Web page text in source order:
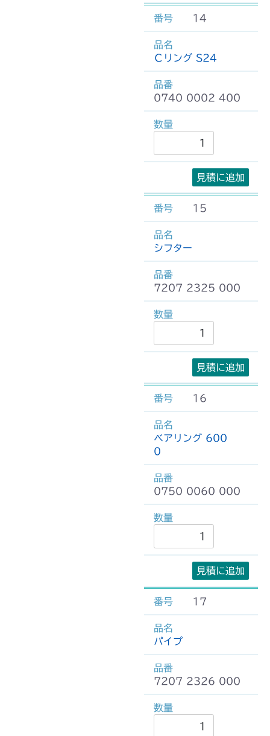
14
Ｃリング S24
0740 0002 400
見積に追加
15
シフター
7207 2325 000
見積に追加
16
ベアリング 600
0
0750 0060 000
見積に追加
17
パイプ
7207 2326 000